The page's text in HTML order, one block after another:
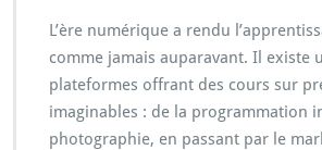
L’ère numérique a rendu
comme jamais auparavant. Il existe
plateformes offrant des cours sur
imaginables : de la programmation
photographie, en passant par le